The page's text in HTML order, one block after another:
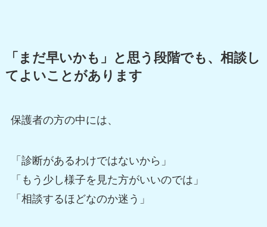
「まだ早いかも」と思う段階でも、相談し
てよいことがあります
保護者の方の中には、
「診断があるわけではないから」
「もう少し様子を見た方がいいのでは」
「相談するほどなのか迷う」